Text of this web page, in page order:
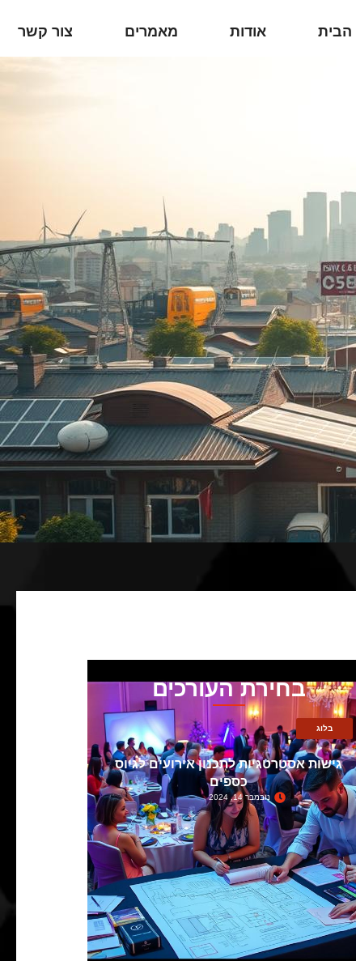
הבית אודות מאמרים צור קשר
בחירת העורכים
בלוג
גישות אסטרטגיות לתכנון אירועים לגיוס
כספים
נובמבר 14, 2024